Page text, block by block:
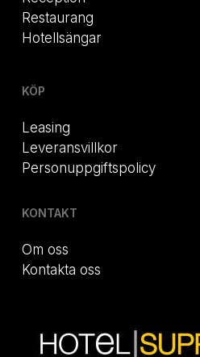
Restaurang
Hotellsängar
KÖP
Leasing
Leveransvillkor
Personuppgiftspolicy
KONTAKT
Om oss
Kontakta oss